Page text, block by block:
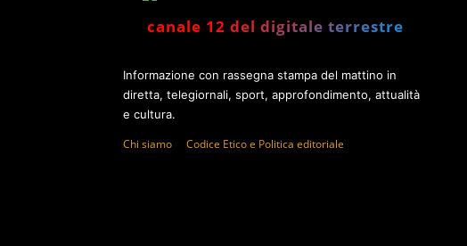
canale 12 del digitale terrestre
Informazione con rassegna stampa del mattino in
diretta, telegiornali, sport, approfondimento, attualità
e cultura.
Chi siamo Codice Etico e Politica editoriale